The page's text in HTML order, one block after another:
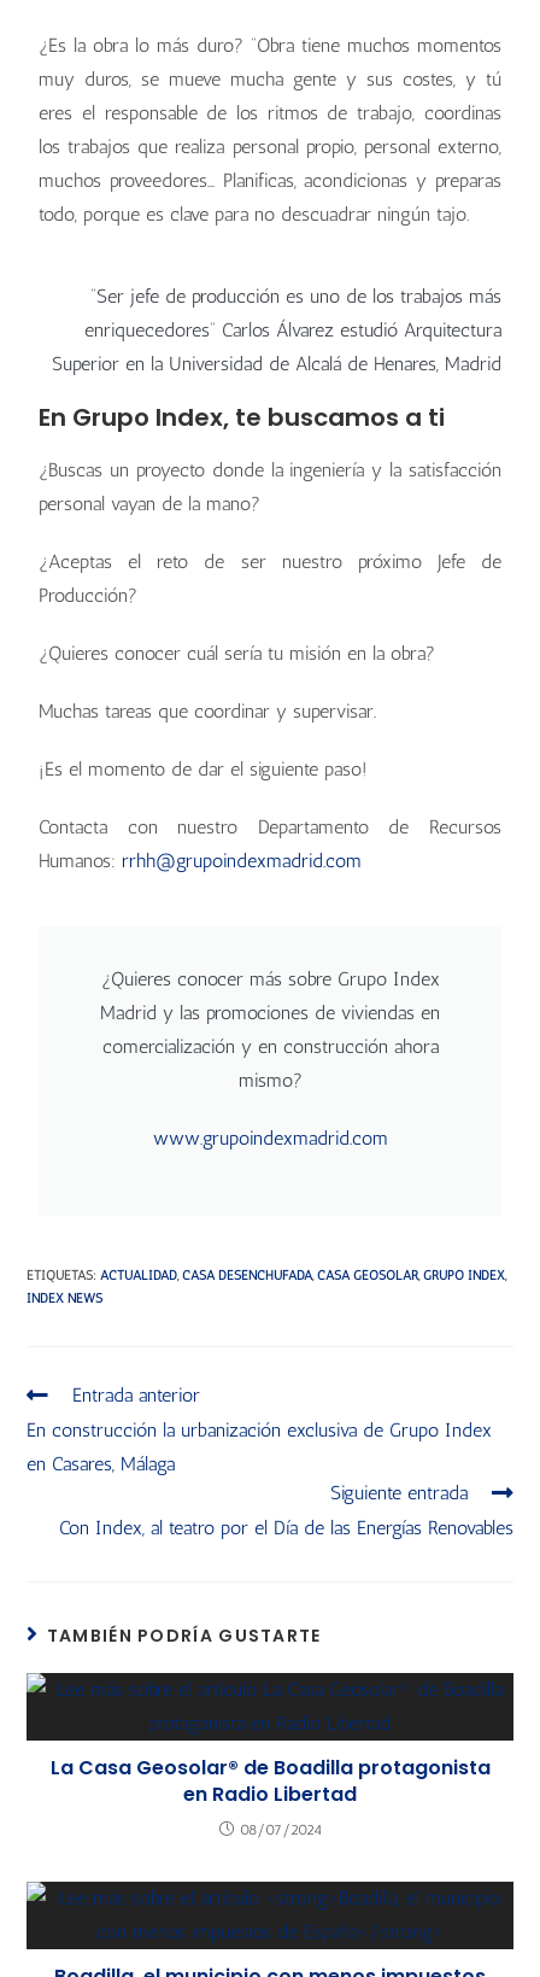
¿Es la obra lo más duro? “Obra tiene muchos momentos
muy duros, se mueve mucha gente y sus costes, y tú
eres el responsable de los ritmos de trabajo, coordinas
los trabajos que realiza personal propio, personal externo,
muchos proveedores… Planificas, acondicionas y preparas
todo, porque es clave para no descuadrar ningún tajo.
“Ser jefe de producción es uno de los trabajos más
enriquecedores” Carlos Álvarez estudió Arquitectura
Superior en la Universidad de Alcalá de Henares, Madrid
En Grupo Index, te buscamos a ti
¿Buscas un proyecto donde la ingeniería y la satisfacción
personal vayan de la mano?
¿Aceptas el reto de ser nuestro próximo Jefe de
Producción?
¿Quieres conocer cuál sería tu misión en la obra?
Muchas tareas que coordinar y supervisar.
¡Es el momento de dar el siguiente paso!
Contacta con nuestro Departamento de Recursos
Humanos: rrhh@grupoindexmadrid.com
¿Quieres conocer más sobre Grupo Index
Madrid y las promociones de viviendas en
comercialización y en construcción ahora
mismo?
www.grupoindexmadrid.com
ETIQUETAS:ACTUALIDAD, CASA DESENCHUFADA, CASA GEOSOLAR, GRUPO INDEX,
INDEX NEWS
Entrada anterior
En construcción la urbanización exclusiva de Grupo Index
en Casares, Málaga
Siguiente entrada
Con Index, al teatro por el Día de las Energías Renovables
TAMBIÉN PODRÍA GUSTARTE
La Casa Geosolar® de Boadilla protagonista
en Radio Libertad
08/07/2024